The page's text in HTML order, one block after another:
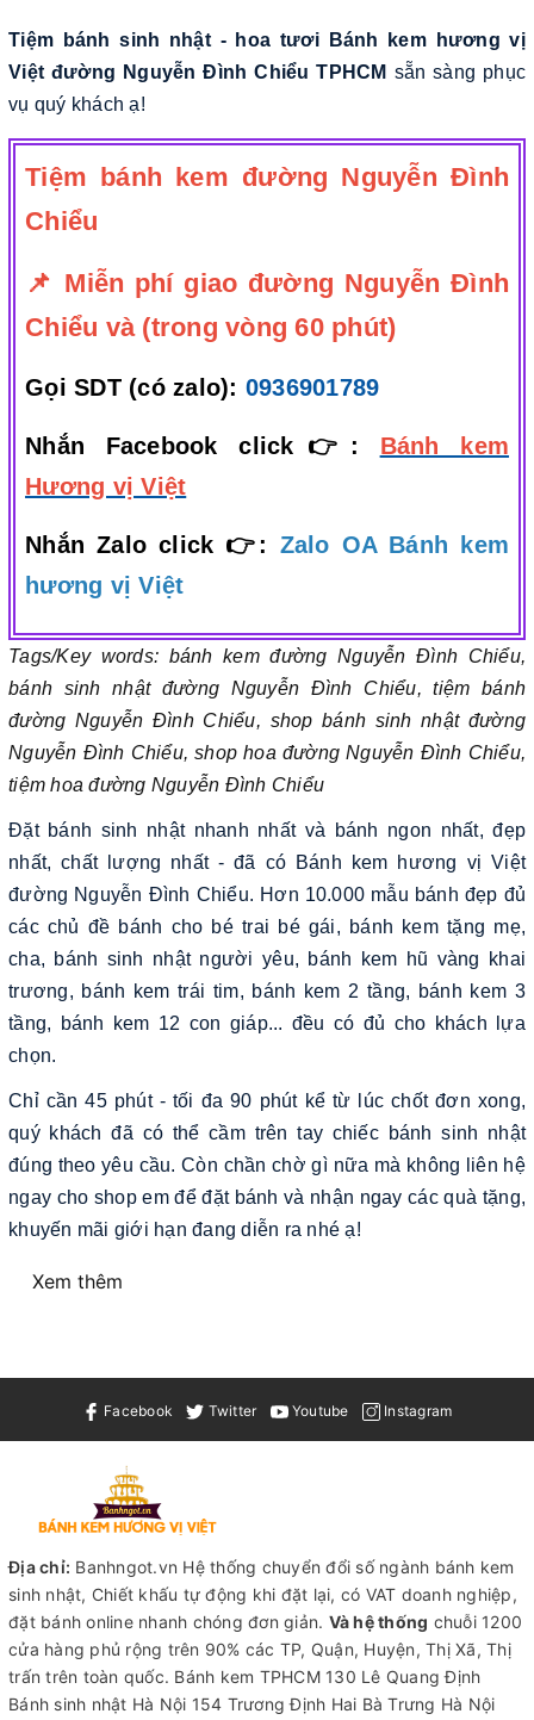
Tiệm bánh sinh nhật - hoa tươi Bánh kem hương vị
Việt đường Nguyễn Đình Chiểu TPHCM sẵn sàng phục
vụ quý khách ạ!
Tiệm bánh kem đường Nguyễn Đình
Chiểu
📌 Miễn phí giao đường Nguyễn Đình
Chiểu và (trong vòng 60 phút)
Gọi SDT (có zalo): 0936901789
Nhắn Facebook click👉: Bánh kem
Hương vị Việt
Nhắn Zalo click 👉: Zalo OA Bánh kem
hương vị Việt
Tags/Key words: bánh kem đường Nguyễn Đình Chiểu,
bánh sinh nhật đường Nguyễn Đình Chiểu, tiệm bánh
đường Nguyễn Đình Chiểu, shop bánh sinh nhật đường
Nguyễn Đình Chiểu, shop hoa đường Nguyễn Đình Chiểu,
tiệm hoa đường Nguyễn Đình Chiểu
Đặt bánh sinh nhật nhanh nhất và bánh ngon nhất, đẹp
nhất, chất lượng nhất - đã có Bánh kem hương vị Việt
đường Nguyễn Đình Chiểu. Hơn 10.000 mẫu bánh đẹp đủ
các chủ đề bánh cho bé trai bé gái, bánh kem tặng mẹ,
cha, bánh sinh nhật người yêu, bánh kem hũ vàng khai
trương, bánh kem trái tim, bánh kem 2 tầng, bánh kem 3
tầng, bánh kem 12 con giáp... đều có đủ cho khách lựa
chọn.
Chỉ cần 45 phút - tối đa 90 phút kể từ lúc chốt đơn xong,
quý khách đã có thể cầm trên tay chiếc bánh sinh nhật
đúng theo yêu cầu. Còn chần chờ gì nữa mà không liên hệ
ngay cho shop em để đặt bánh và nhận ngay các quà tặng,
khuyến mãi giới hạn đang diễn ra nhé ạ!
Xem thêm
Facebook Twitter Youtube Instagram
Địa chỉ: Banhngot.vn Hệ thống chuyển đổi số ngành bánh kem
sinh nhật, Chiết khấu tự động khi đặt lại, có VAT doanh nghiệp,
đặt bánh online nhanh chóng đơn giản. Và hệ thống chuỗi 1200
cửa hàng phủ rộng trên 90% các TP, Quận, Huyện, Thị Xã, Thị
trấn trên toàn quốc. Bánh kem TPHCM130 Lê Quang Định
Bánh sinh nhật Hà Nội 154 Trương Định Hai Bà Trưng Hà Nội